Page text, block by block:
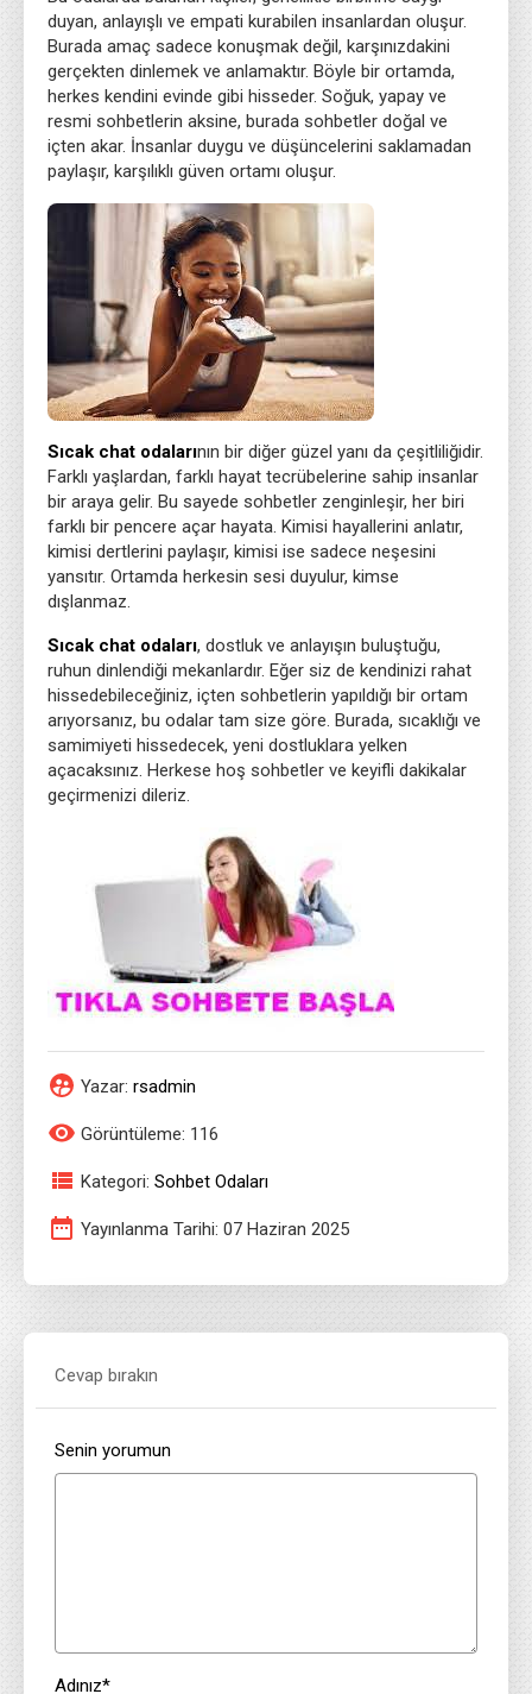
duyan, anlayışlı ve empati kurabilen insanlardan oluşur.
Burada amaç sadece konuşmak değil, karşınızdakini
gerçekten dinlemek ve anlamaktır. Böyle bir ortamda,
herkes kendini evinde gibi hisseder. Soğuk, yapay ve
resmi sohbetlerin aksine, burada sohbetler doğal ve
içten akar. İnsanlar duygu ve düşüncelerini saklamadan
paylaşır, karşılıklı güven ortamı oluşur.
Sıcak chat odalarının bir diğer güzel yanı da çeşitliliğidir.
Farklı yaşlardan, farklı hayat tecrübelerine sahip insanlar
bir araya gelir. Bu sayede sohbetler zenginleşir, her biri
farklı bir pencere açar hayata. Kimisi hayallerini anlatır,
kimisi dertlerini paylaşır, kimisi ise sadece neşesini
yansıtır. Ortamda herkesin sesi duyulur, kimse
dışlanmaz.
Sıcak chat odaları, dostluk ve anlayışın buluştuğu,
ruhun dinlendiği mekanlardır. Eğer siz de kendinizi rahat
hissedebileceğiniz, içten sohbetlerin yapıldığı bir ortam
arıyorsanız, bu odalar tam size göre. Burada, sıcaklığı ve
samimiyeti hissedecek, yeni dostluklara yelken
açacaksınız. Herkese hoş sohbetler ve keyifli dakikalar
geçirmenizi dileriz.
Yazar: rsadmin
Görüntüleme: 116
Kategori: Sohbet Odaları
Yayınlanma Tarihi: 07 Haziran 2025
Cevap bırakın
Senin yorumun
Adınız*